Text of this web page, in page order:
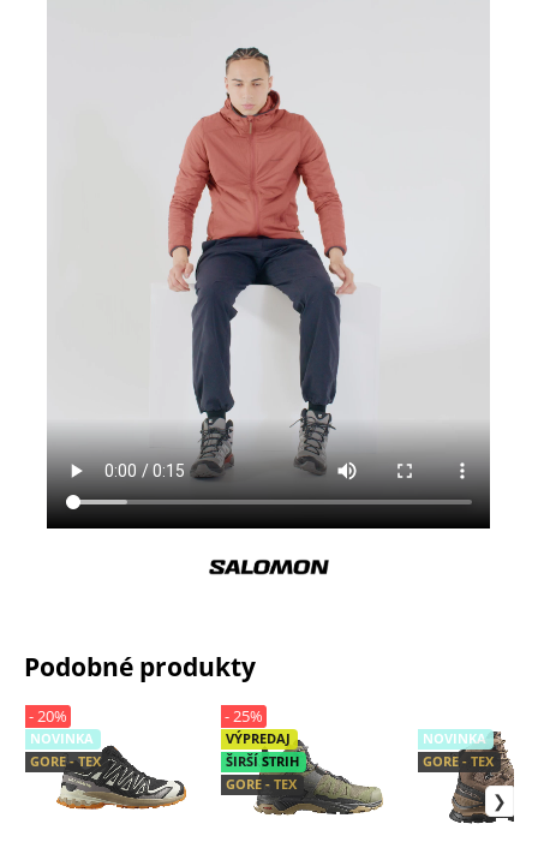
Podobné produkty
NOVINKA
GORE - TEX
- 20%
VÝPREDAJ
ŠIRŠÍ STRIH
GORE - TEX
- 25%
NOVINKA
GORE - TEX